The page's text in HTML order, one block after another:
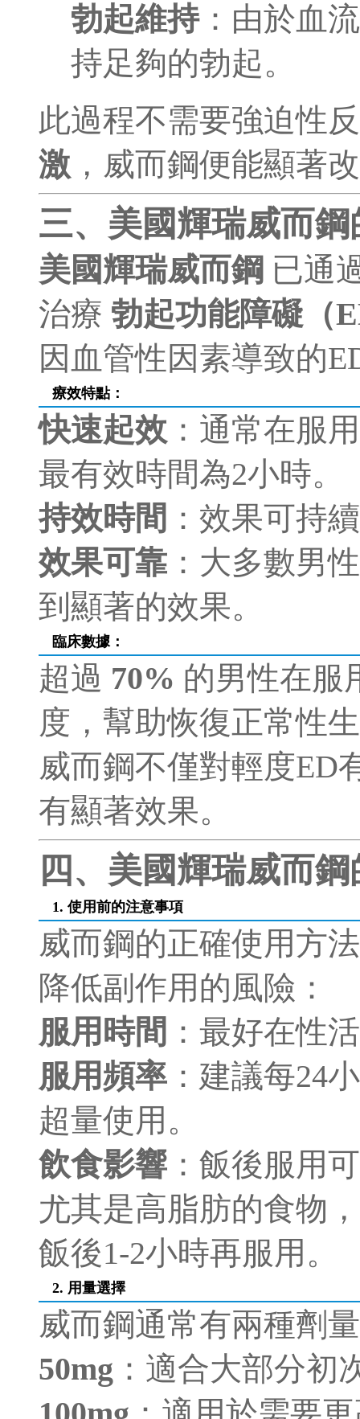
勃起維持：由於血
持足夠的勃起。
此過程不需要強迫性
激 ，威而鋼便能顯著
三、美國輝瑞威而鋼
美國輝瑞威而鋼 已通
治療 勃起功能障礙（
因血管性因素導致的
療效特點：
快速起效 ：通常在服
最有效時間為2小時。
持效時間 ：效果可持
效果可靠 ：大多數男
到顯著的效果。
臨床數據：
超過 70% 的男性在服
度，幫助恢復正常性
威而鋼不僅對輕度ED
有顯著效果。
四、美國輝瑞威而
1. 使用前的注意事項
威而鋼的正確使用方
降低副作用的風險：
服用時間 ：最好在性
服用頻率 ：建議每24
超量使用。
飲食影響 ：飯後服用
尤其是高脂肪的食物
飯後1-2小時再服用。
2. 用量選擇
威而鋼通常有兩種劑
50mg ：適合大部分初